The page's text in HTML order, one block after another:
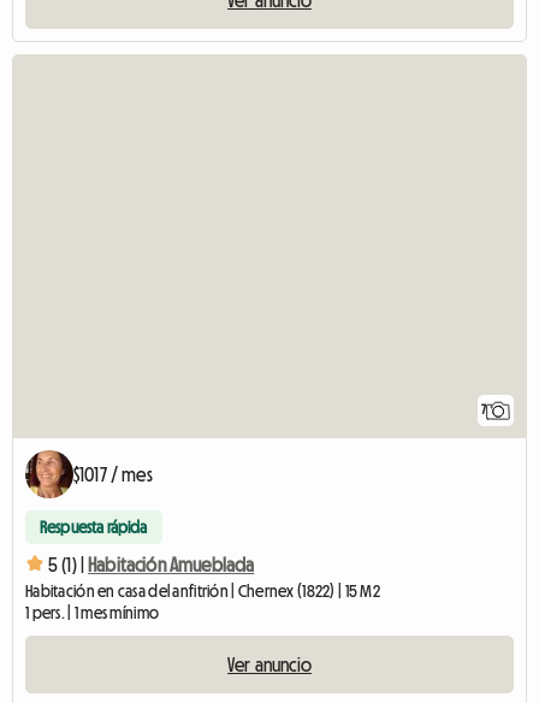
7
$1017 / mes
Respuesta rápida
5 (1) | Habitación Amueblada
Habitación en casa del anfitrión | Chernex (1822) | 15 M2
1 pers. | 1 mes mínimo
Ver anuncio